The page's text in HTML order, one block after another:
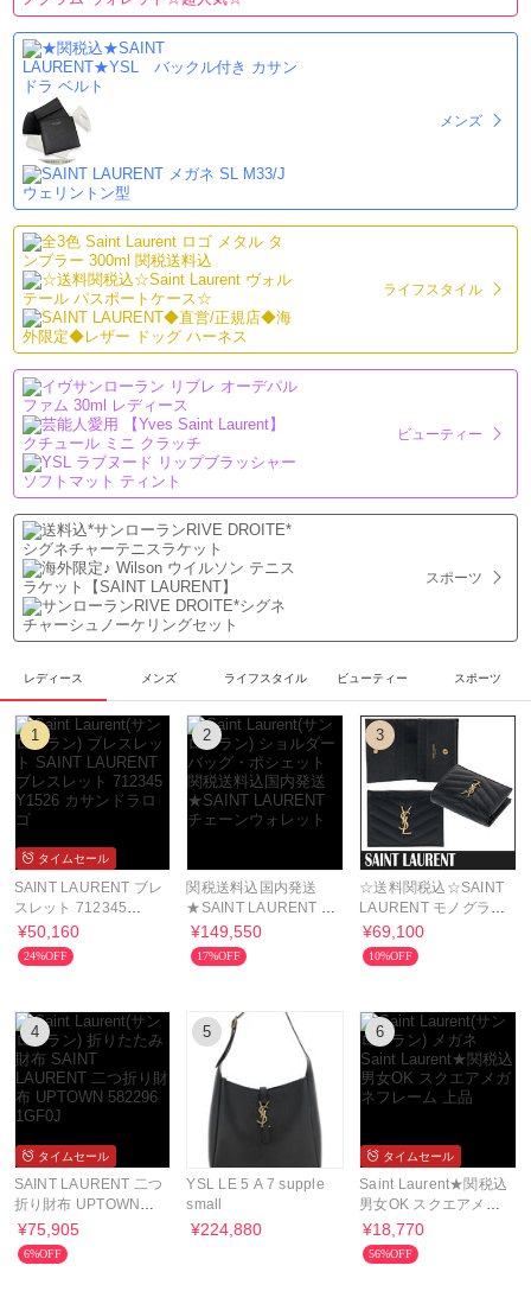
メンズ
ライフスタイル
ビューティー
スポーツ
レディース メンズ ライフスタイル ビューティー スポーツ
1
タイムセール
SAINT LAURENT ブレ
スレット 712345
Y1526 カサンドラロゴ
¥50,160
24%OFF
2
関税送料込国内発送
★SAINT LAURENT チ
ェーンウォレット
¥149,550
17%OFF
3
☆送料関税込☆SAINT
LAURENT モノグラム
ウォレット☆超人気☆
¥69,100
10%OFF
4
タイムセール
SAINT LAURENT 二つ
折り財布 UPTOWN
582296 1GF0J
¥75,905
6%OFF
5
YSL LE 5 A 7 supple
small
¥224,880
6
タイムセール
Saint Laurent★関税込
男女OK スクエアメガ
ネフレーム 上品
¥18,770
56%OFF